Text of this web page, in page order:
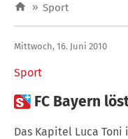
» Sport
Sport
Mittwoch, 16. Juni 2010
 FC Bayern
Das Kapitel Luca Toni